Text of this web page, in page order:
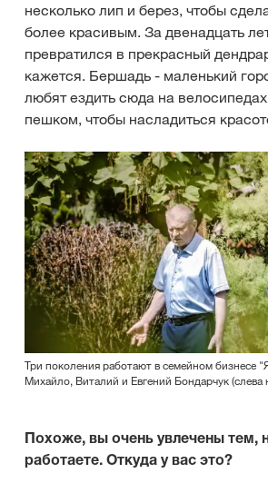
несколько лип и берез, чтобы
более красивым. За двенадцать
превратился в прекрасный
кажется. Бершадь - маленький
любят ездить сюда на
пешком, чтобы насладиться
Три поколения работают в семейном бизнесе
Михайло, Виталий и Евгений Бондарчук (слева
Похоже, вы очень увлечены тем,
работаете. Откуда у вас это?